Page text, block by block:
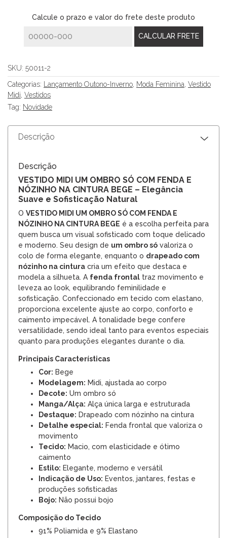
Calcule o prazo e valor do frete deste produto
SKU: 50011-2
Categorias: Lançamento Outono-Inverno, Moda Feminina, Vestido
Midi, Vestidos
Tag: Novidade
Descrição
Descrição
VESTIDO MIDI UM OMBRO SÓ COM FENDA E
NÓZINHO NA CINTURA BEGE – Elegância
Suave e Sofisticação Natural
O VESTIDO MIDI UM OMBRO SÓ COM FENDA E
NÓZINHO NA CINTURA BEGE é a escolha perfeita para
quem busca um visual sofisticado com toque delicado
e moderno. Seu design de um ombro só valoriza o
colo de forma elegante, enquanto o drapeado com
nózinho na cintura cria um efeito que destaca e
modela a silhueta. A fenda frontal traz movimento e
leveza ao look, equilibrando feminilidade e
sofisticação. Confeccionado em tecido com elastano,
proporciona excelente ajuste ao corpo, conforto e
caimento impecável. A tonalidade bege confere
versatilidade, sendo ideal tanto para eventos especiais
quanto para produções elegantes durante o dia.
Principais Características
Cor: Bege
Modelagem: Midi, ajustada ao corpo
Decote: Um ombro só
Manga/Alça: Alça única larga e estruturada
Destaque: Drapeado com nózinho na cintura
Detalhe especial: Fenda frontal que valoriza o
movimento
Tecido: Macio, com elasticidade e ótimo
caimento
Estilo: Elegante, moderno e versátil
Indicação de Uso: Eventos, jantares, festas e
produções sofisticadas
Bojo: Não possui bojo
Composição do Tecido
91% Poliamida e 9% Elastano